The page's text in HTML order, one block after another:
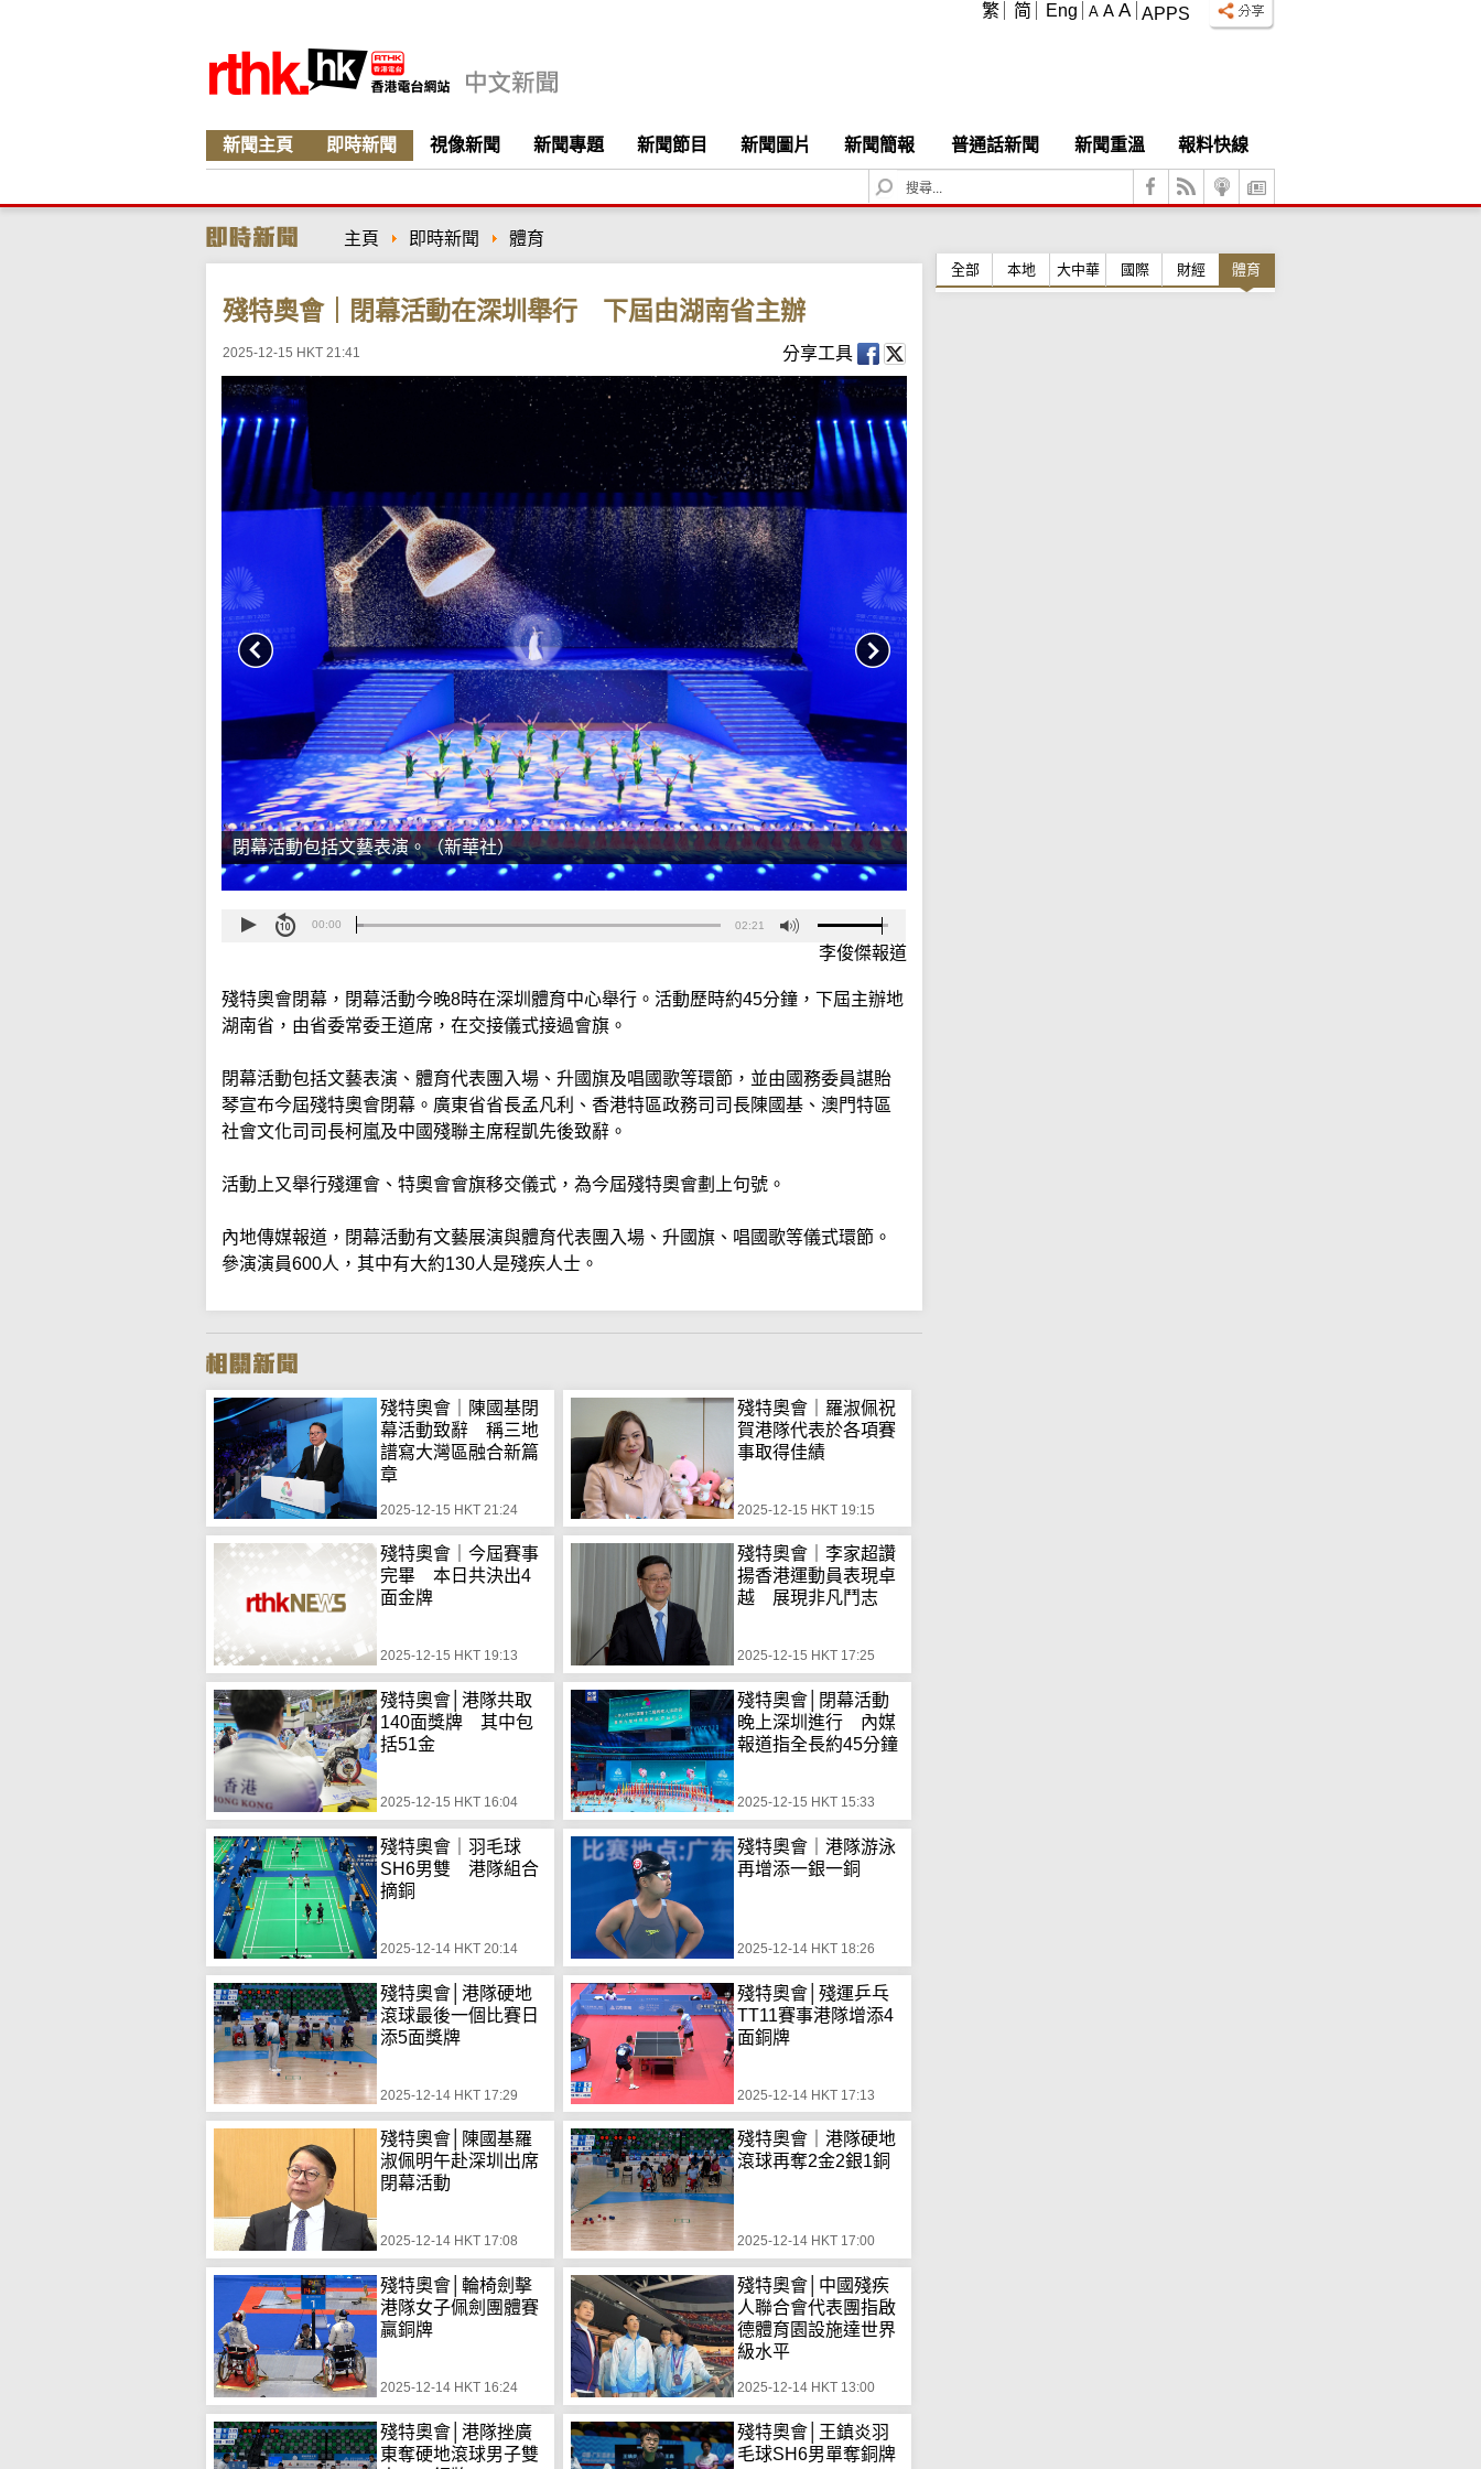
APPS
A A A
繁 简 Eng
新聞主頁 即時新聞 視像新聞 新聞專題 新聞節目 新聞圖片 新聞簡報 普通話新聞 新聞重溫
報料快線
S
e
c
主頁 即時新聞 體育
殘特奧會｜閉幕活動在深圳舉行 下屆由湖南省主辦
2025-12-15 HKT 21:41 分享工具
閉幕活動包括文藝表演。（新華社）
00:00 02:21
李俊傑報道
殘特奧會閉幕，閉幕活動今晚8時在深圳體育中心舉行。活動歷時約45分鐘，下屆主辦地
湖南省，由省委常委王道席，在交接儀式接過會旗。
閉幕活動包括文藝表演、體育代表團入場、升國旗及唱國歌等環節，並由國務委員諶貽
琴宣布今屆殘特奧會閉幕。廣東省省長孟凡利、香港特區政務司司長陳國基、澳門特區
社會文化司司長柯嵐及中國殘聯主席程凱先後致辭。
活動上又舉行殘運會、特奧會會旗移交儀式，為今屆殘特奧會劃上句號。
內地傳媒報道，閉幕活動有文藝展演與體育代表團入場、升國旗、唱國歌等儀式環節。
參演演員600人，其中有大約130人是殘疾人士。
殘特奧會｜陳國基閉
幕活動致辭 稱三地
譜寫大灣區融合新篇
章
2025-12-15 HKT 21:24
殘特奧會｜羅淑佩祝
賀港隊代表於各項賽
事取得佳績
2025-12-15 HKT 19:15
殘特奧會｜今屆賽事
完畢 本日共決出4
面金牌
2025-12-15 HKT 19:13
殘特奧會｜李家超讚
揚香港運動員表現卓
越 展現非凡鬥志
2025-12-15 HKT 17:25
殘特奧會│港隊共取
140面獎牌 其中包
括51金
2025-12-15 HKT 16:04
殘特奧會│閉幕活動
晚上深圳進行 內媒
報道指全長約45分鐘
2025-12-15 HKT 15:33
殘特奧會｜羽毛球
SH6男雙 港隊組合
摘銅
2025-12-14 HKT 20:14
殘特奧會｜港隊游泳
再增添一銀一銅
2025-12-14 HKT 18:26
殘特奧會│港隊硬地
滾球最後一個比賽日
添5面獎牌
2025-12-14 HKT 17:29
殘特奧會│殘運乒乓
TT11賽事港隊增添4
面銅牌
2025-12-14 HKT 17:13
殘特奧會│陳國基羅
淑佩明午赴深圳出席
閉幕活動
2025-12-14 HKT 17:08
殘特奧會｜港隊硬地
滾球再奪2金2銀1銅
2025-12-14 HKT 17:00
殘特奧會│輪椅劍擊
港隊女子佩劍團體賽
贏銅牌
2025-12-14 HKT 16:24
殘特奧會│中國殘疾
人聯合會代表團指啟
德體育園設施達世界
級水平
2025-12-14 HKT 13:00
殘特奧會│港隊挫廣
東奪硬地滾球男子雙
殘特奧會│王鎮炎羽
毛球SH6男單奪銅牌
全部 本地 大中華 國際 財經 體育